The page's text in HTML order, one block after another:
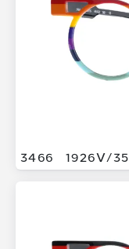
3466 1926V/35